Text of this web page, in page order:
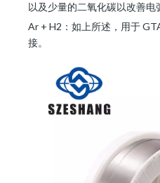
以及少量的二氧化碳以改善电
Ar + H2：如上所述，用于
接。